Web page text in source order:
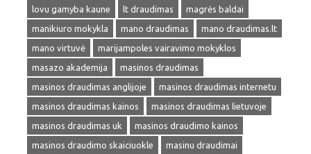
lovu gamyba kaune
lt draudimas
magrės baldai
manikiuro mokykla
mano draudimas
mano draudimas.lt
mano virtuvė
marijampoles vairavimo mokyklos
masazo akademija
masinos draudimas
masinos draudimas anglijoje
masinos draudimas internetu
masinos draudimas kainos
masinos draudimas lietuvoje
masinos draudimas uk
masinos draudimo kainos
masinos draudimo skaiciuokle
masinu draudimai